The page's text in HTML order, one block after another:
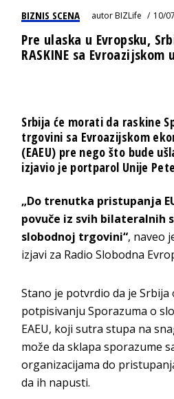
BIZNIS SCENA autorBIZLife 10/
Pre ulaska u Evropsku,
RASKINE sa Evroazijskom
Srbija će morati da raskine
trgovini sa Evroazijskom
(EAEU) pre nego što bude
izjavio je portparol Unije
„Do trenutka pristupanja
povuče iz svih bilateralnih
slobodnoj trgovini“, naveo
izjavi za Radio Slobodna
Stano je potvrdio da je Srbija
potpisivanju Sporazuma o
EAEU, koji sutra stupa na
može da sklapa sporazume
organizacijama do
da ih napusti.